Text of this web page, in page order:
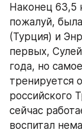
Наконец 63,5
пожалуй,
(Турция) и
первых,
года, но
тренируется
российского
сейчас
воспитал